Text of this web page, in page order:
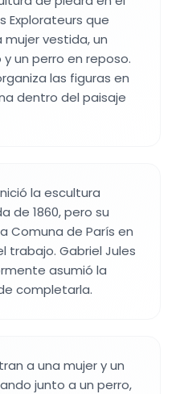
Explorateurs que
vestida, un
un perro en reposo.
las figuras en
dentro del paisaje
la escultura
de 1860, pero su
Comuna de París en
trabajo. Gabriel Jules
asumió la
completarla.
a una mujer y un
junto a un perro,